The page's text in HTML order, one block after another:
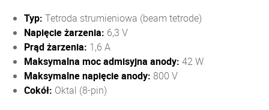
Typ: Tetroda strumieniowa (beam tetrode)
Napięcie żarzenia: 6,3 V
Prąd żarzenia: 1,6 A
Maksymalna moc admisyjna anody: 42 W
Maksymalne napięcie anody: 800 V
Cokół: Oktal (8-pin)